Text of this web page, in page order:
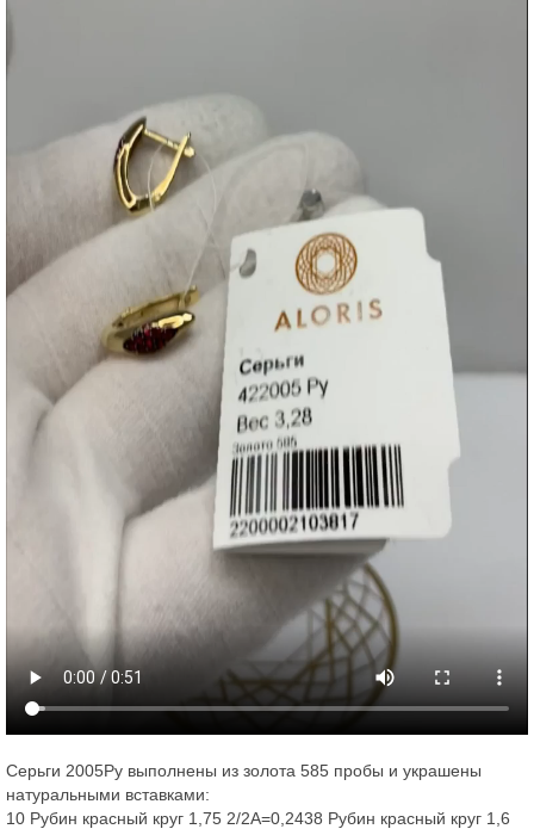
Серьги 2005Ру выполнены из золота 585 пробы и украшены
натуральными вставками:
10 Рубин красный круг 1,75 2/2А=0,2438 Рубин красный круг 1,6